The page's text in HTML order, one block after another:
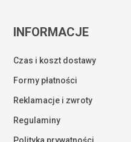
INFORMACJE
Czas i koszt dostawy
Formy płatności
Reklamacje i zwroty
Regulaminy